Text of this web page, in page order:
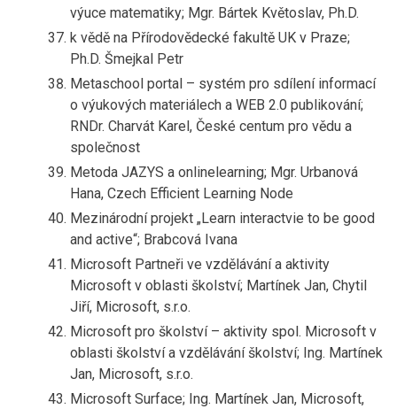
výuce matematiky; Mgr. Bártek Květoslav, Ph.D.
k vědě na Přírodovědecké fakultě UK v Praze;
Ph.D. Šmejkal Petr
Metaschool portal – systém pro sdílení informací
o výukových materiálech a WEB 2.0 publikování;
RNDr. Charvát Karel, České centum pro vědu a
společnost
Metoda JAZYS a onlinelearning; Mgr. Urbanová
Hana, Czech Efficient Learning Node
Mezinárodní projekt „Learn interactvie to be good
and active“; Brabcová Ivana
Microsoft Partneři ve vzdělávání a aktivity
Microsoft v oblasti školství; Martínek Jan, Chytil
Jiří, Microsoft, s.r.o.
Microsoft pro školství – aktivity spol. Microsoft v
oblasti školství a vzdělávání školství; Ing. Martínek
Jan, Microsoft, s.r.o.
Microsoft Surface; Ing. Martínek Jan, Microsoft,